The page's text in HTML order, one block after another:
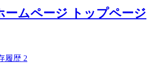
ームページ トップページ
履歴 2